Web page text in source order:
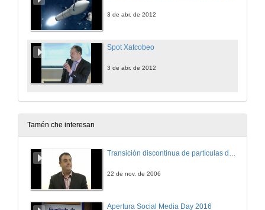
3 de abr. de 2012
Spot Xatcobeo
3 de abr. de 2012
Tamén che interesan
Transición discontinua de partículas de microgel termosensible
22 de nov. de 2006
Apertura Social Media Day 2016